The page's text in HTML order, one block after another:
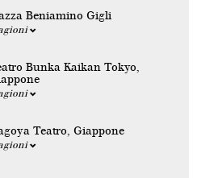
Beniamino Gigli
Bunka Kaikan Tokyo,
Teatro, Giappone